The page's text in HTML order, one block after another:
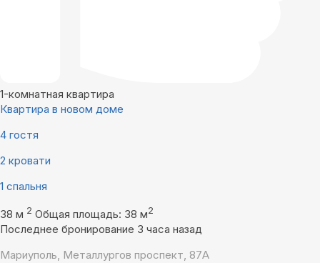
1-комнатная квартира
Квартира в новом доме
4 гостя
2 кровати
1 спальня
38 м 2 Общая площадь: 38 м2
Последнее бронирование 3 часа назад
Мариуполь, Металлургов проспект, 87А